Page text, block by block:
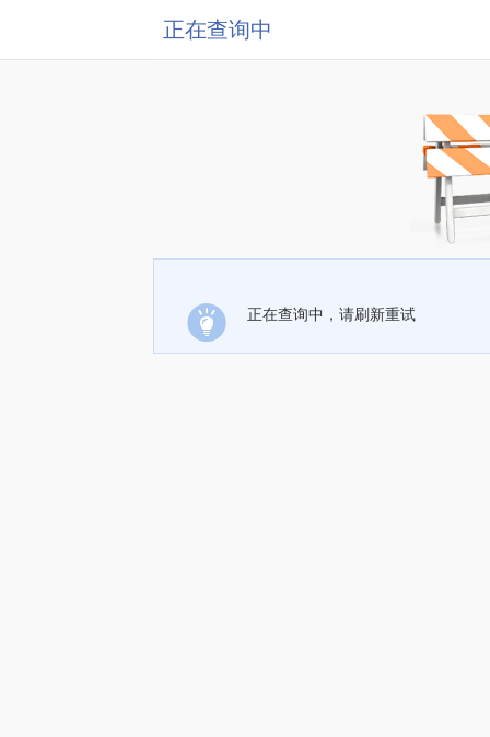
正在查询中
正在查询中，请刷新重试